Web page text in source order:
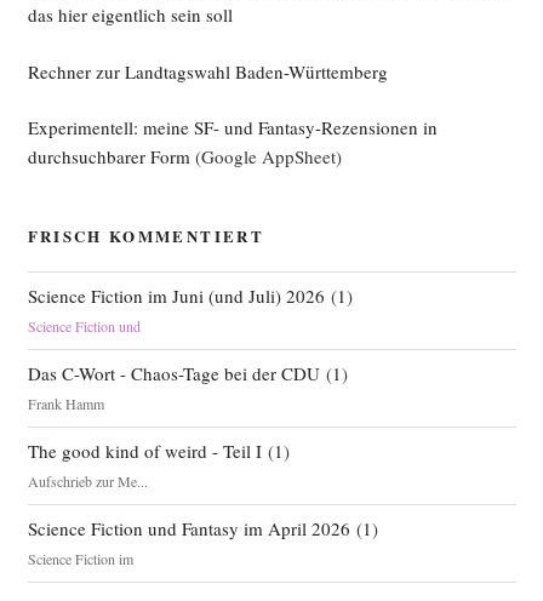
das hier eigentlich sein soll
Rechner zur Landtagswahl Baden-Württemberg
Experimentell: meine SF- und Fantasy-Rezensionen in
durchsuchbarer Form(Google AppSheet)
FRISCH KOMMENTIERT
Science Fiction im Juni (und Juli) 2026 (1)
Science Fiction und
Das C-Wort - Chaos-Tage bei der CDU(1)
Frank Hamm
The good kind of weird - Teil I(1)
Aufschrieb zur Me...
Science Fiction und Fantasy im April 2026 (1)
Science Fiction im